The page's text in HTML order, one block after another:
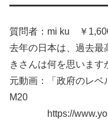
質問者：mi ku ￥
去年の日本は、過去最
きさんは何を思います
元動画：「政府のレベ
M20
https://